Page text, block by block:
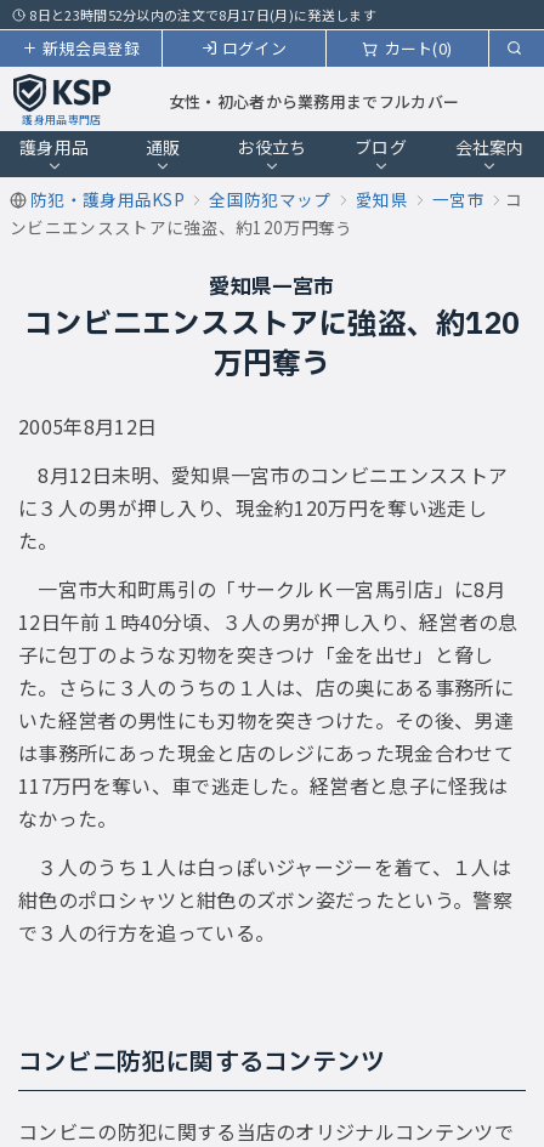
8日と23時間52分以内の注文で8月17日(月)に発送します
カート(0)
ログイン
新規会員登録
護身用品専門店
女性・初心者から業務用までフルカバー
護身用品 通販 お役立ち ブログ 会社案内
防犯・護身用品KSP 全国防犯マップ 愛知県 一宮市
コ
ンビニエンスストアに強盗、約120万円奪う
愛知県一宮市
コンビニエンスストアに強盗、約120
万円奪う
2005年8月12日
8月12日未明、愛知県一宮市のコンビニエンスストア
に３人の男が押し入り、現金約120万円を奪い逃走し
た。
一宮市大和町馬引の「サークルＫ一宮馬引店」に8月
12日午前１時40分頃、３人の男が押し入り、経営者の息
子に包丁のような刃物を突きつけ「金を出せ」と脅し
た。さらに３人のうちの１人は、店の奥にある事務所に
いた経営者の男性にも刃物を突きつけた。その後、男達
は事務所にあった現金と店のレジにあった現金合わせて
117万円を奪い、車で逃走した。経営者と息子に怪我は
なかった。
３人のうち１人は白っぽいジャージーを着て、１人は
紺色のポロシャツと紺色のズボン姿だったという。警察
で３人の行方を追っている。
コンビニ防犯に関するコンテンツ
コンビニの防犯に関する当店のオリジナルコンテンツで